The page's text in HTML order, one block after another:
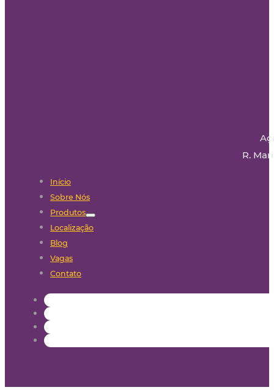
R.
Início
Sobre Nós
Produtos
Localização
Blog
Vagas
Contato